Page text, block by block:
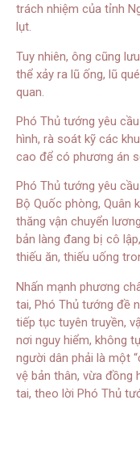
trách nhiệm của tỉnh
lụt.
Tuy nhiên, ông cũng
thể xảy ra lũ ống, lũ
quan.
Phó Thủ tướng yêu
hình, rà soát kỹ các
cao để có phương án
Phó Thủ tướng yêu
Bộ Quốc phòng, Quân
thăng vận chuyển
bản làng đang bị cô
thiếu ăn, thiếu uống
Nhấn mạnh phương
tai, Phó Thủ tướng đề
tiếp tục tuyên truyền,
nơi nguy hiểm, không
người dân phải là một
vệ bản thân, vừa đồng
tai, theo lời Phó Thủ